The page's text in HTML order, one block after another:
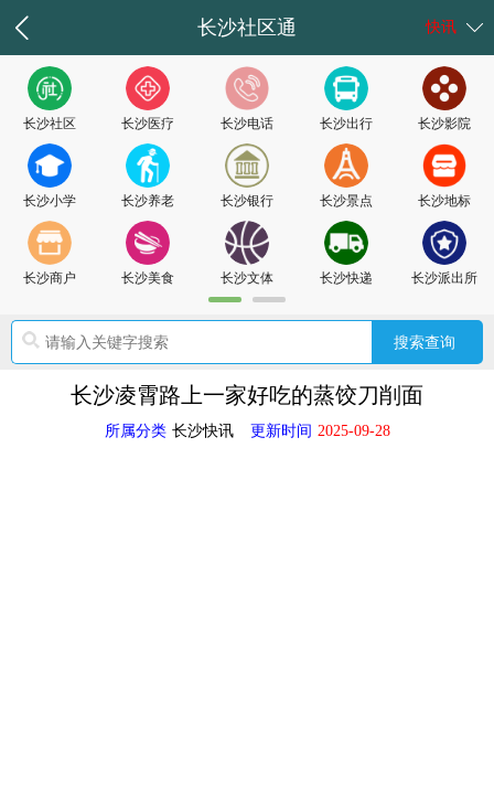
长沙社区通 快讯
长沙社区 长沙医疗 长沙电话 长沙出行 长沙影院
长沙小学 长沙养老 长沙银行 长沙景点 长沙地标
长沙商户 长沙美食 长沙文体 长沙快递 长沙派出所
长沙凌霄路上一家好吃的蒸饺刀削面
所属分类 长沙快讯 更新时间 2025-09-28